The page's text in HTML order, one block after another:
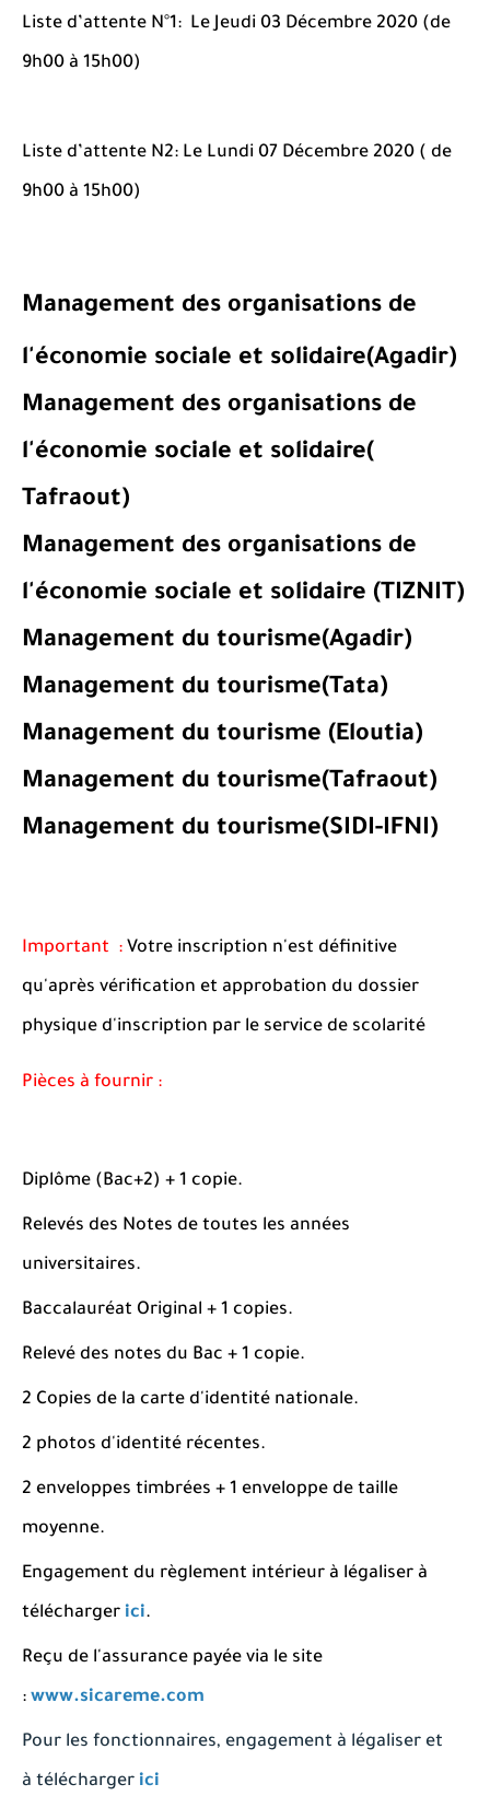
Liste d’attente N°1: Le Jeudi 03 Décembre 2020 (de
9h00 à 15h00)
Liste d’attente N2: Le Lundi 07 Décembre 2020 ( de
9h00 à 15h00)
Management des organisations de
l'économie sociale et solidaire(Agadir)
Management des organisations de
l'économie sociale et solidaire(
Tafraout)
Management des organisations de
l'économie sociale et solidaire (TIZNIT)
Management du tourisme(Agadir)
Management du tourisme(Tata)
Management du tourisme (Eloutia)
Management du tourisme(Tafraout)
Management du tourisme(SIDI-IFNI)
Important : Votre inscription n'est définitive
qu'après vérification et approbation du dossier
physique d'inscription par le service de scolarité
Pièces à fournir :
Diplôme (Bac+2) + 1 copie.
Relevés des Notes de toutes les années
universitaires.
Baccalauréat Original + 1 copies.
Relevé des notes du Bac + 1 copie.
2 Copies de la carte d'identité nationale.
2 photos d'identité récentes.
2 enveloppes timbrées + 1 enveloppe de taille
moyenne.
Engagement du règlement intérieur à légaliser à
télécharger ici.
Reçu de l'assurance payée via le site
: www.sicareme.com
Pour les fonctionnaires, engagement à légaliser et
à télécharger ici